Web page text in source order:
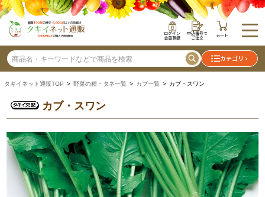
ログイン
会員登録
申込番号で
ご注文 カート
カテゴリ
タキイネット通販TOP > 野菜の種・タネ一覧 > カブ一覧 > カブ・スワン
カブ・スワン